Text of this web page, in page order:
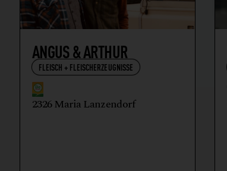
ANGUS & ARTHUR
FLEISCH + FLEISCHERZEUGNISSE
2326 Maria Lanzendorf